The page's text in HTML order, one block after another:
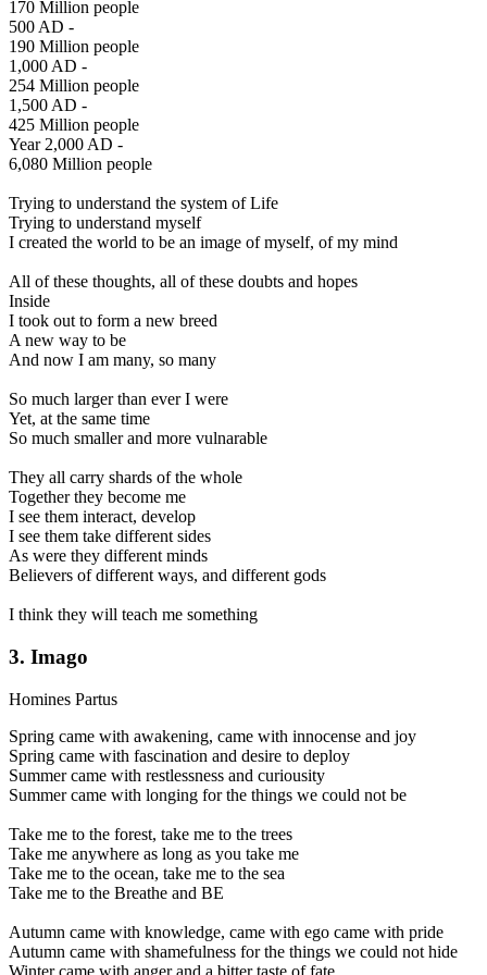
170 Million people
500 AD -
190 Million people
1,000 AD -
254 Million people
1,500 AD -
425 Million people
Year 2,000 AD -
6,080 Million people
Trying to understand the system of Life
Trying to understand myself
I created the world to be an image of myself, of my mind
All of these thoughts, all of these doubts and hopes
Inside
I took out to form a new breed
A new way to be
And now I am many, so many
So much larger than ever I were
Yet, at the same time
So much smaller and more vulnarable
They all carry shards of the whole
Together they become me
I see them interact, develop
I see them take different sides
As were they different minds
Believers of different ways, and different gods
I think they will teach me something
3. Imago
Homines Partus
Spring came with awakening, came with innocense and joy
Spring came with fascination and desire to deploy
Summer came with restlessness and curiousity
Summer came with longing for the things we could not be
Take me to the forest, take me to the trees
Take me anywhere as long as you take me
Take me to the ocean, take me to the sea
Take me to the Breathe and BE
Autumn came with knowledge, came with ego came with pride
Autumn came with shamefulness for the things we could not hide
Winter came with anger and a bitter taste of fate